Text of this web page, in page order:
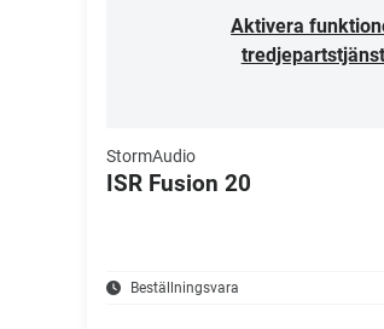
Aktivera
StormAudio
ISR Fusion 20
Beställningsvara